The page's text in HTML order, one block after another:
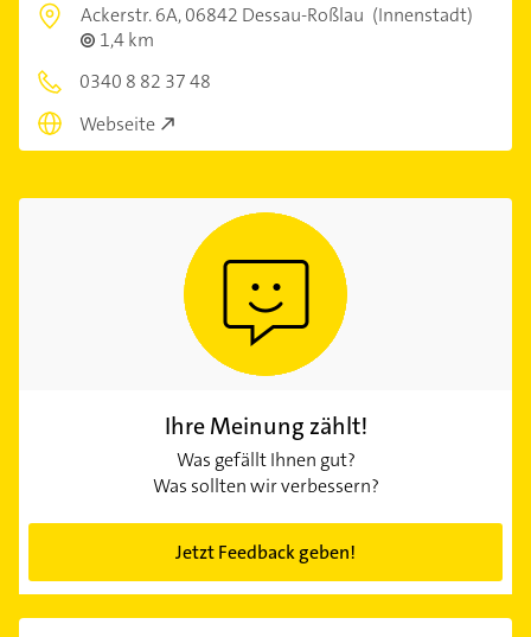
Ackerstr. 6A,06842 Dessau-Roßlau (Innenstadt)
1,4 km
0340 8 82 37 48
Webseite
Ihre Meinung zählt!
Was gefällt Ihnen gut?
Was sollten wir verbessern?
Jetzt Feedback geben!